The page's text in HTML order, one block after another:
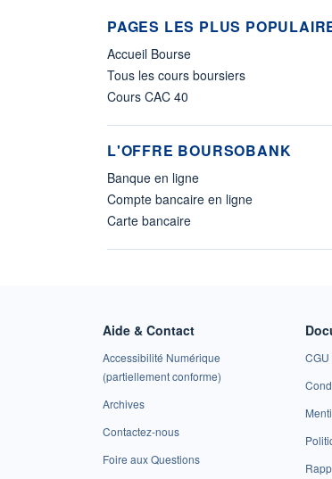
PAGES LES PLUS
Accueil Bourse
Tous les cours boursiers
Cours CAC 40
L'OFFRE BOURSOBANK
Banque en ligne
Compte bancaire en ligne
Carte bancaire
Aide & Contact
Accessibilité Numérique
(partiellement conforme)
Archives
Contactez-nous
Foire aux Questions